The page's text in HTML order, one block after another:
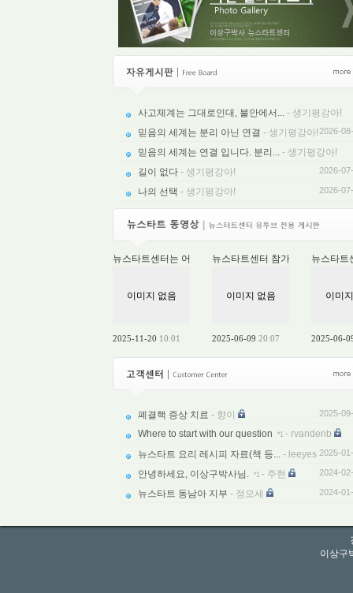
사고체계는 그대로인대, 불안에서... - 생기평강아!
2026-
믿음의 세계는 분리 아닌 연결 - 생기평강아! 2026-
믿음의 세계는 연결 입니다. 분리... - 생기평강아!
2026-
길이 없다 - 생기평강아! 2026-
나의 선택 - 생기평강아! 2026-
뉴스타트센터는 어떤 곳인가?
이미지 없음
2025-11-20 10:01
뉴스타트센터 참가자의 참가브이
이미지 없음
2025-06-09 20:07
뉴스타트
이미
2025-06-
폐결핵 증상 치료 - 향이 2025-
Where to start with our question *1 - rvandenb
2025-
뉴스타트 요리 레시피 자료(책 등... - leeyes 2025-
안녕하세요, 이상구박사님. *1 - 주현 2024-
뉴스타트 동남아 지부 - 정모세 2024-
이상구